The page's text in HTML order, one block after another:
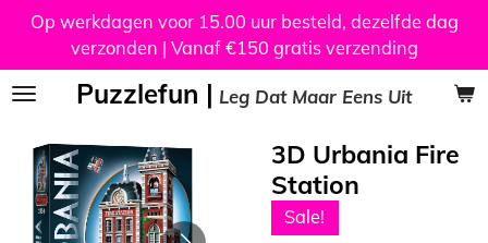
Ga
naar
de
Puzzlefun | Leg Dat Maar Eens Uit
Op werkdagen voor 15.00 uur besteld, dezelfde dag
verzonden | Vanaf €150 gratis verzending
3D Urbania Fire
Station
Sale!